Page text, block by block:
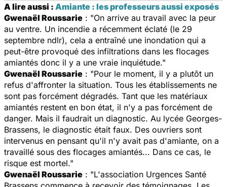
A lire aussi : Amiante : les professeurs aussi exposés
Gwenaël Roussarie : "On arrive au travail avec la peur
au ventre. Un incendie a récemment éclaté (le 29
septembre ndlr), cela a entraîné une inondation qui a
peut-être provoqué des infiltrations dans les flocages
amiantés donc il y a une vraie inquiétude."
Gwenaël Roussarie : "Pour le moment, il y a plutôt un
refus d'affronter la situation. Tous les établissements ne
sont pas forcément dégradés. Tant que les matériaux
amiantés restent en bon état, il n'y a pas forcément de
danger. Mais il faudrait un diagnostic. Au lycée Georges-
Brassens, le diagnostic était faux. Des ouvriers sont
intervenus en pensant qu'il n'y avait pas d'amiante, on a
travaillé sous des flocages amiantés... Dans ce cas, le
risque est mortel."
Gwenaël Roussarie : "L'association Urgences Santé